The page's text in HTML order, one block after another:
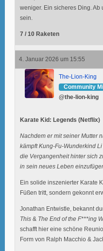
weniger. Ein sicheres Ding.
sein.
7 / 10 Raketen
4. Januar 2026 um 15:55
The-Lion-King
Community
@the-lion-king
Karate Kid: Legends (Netflix)
Nachdem er mit seiner Mutter
kämpft Kung-Fu-Wunderkind Li
die Vergangenheit hinter sich
in sein neues Leben
Ein solide inszenierter Karate
Füßen tritt, sondern gekonnt
Jonathan Entwistle, bekannt
This & The End of the F***ing
schafft hier eine schöne
Form von Ralph Macchio &